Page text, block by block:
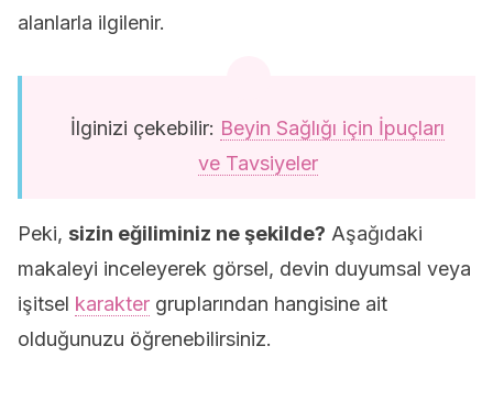
alanlarla ilgilenir.
İlginizi çekebilir: Beyin Sağlığı için İpuçları
ve Tavsiyeler
Peki, sizin eğiliminiz ne şekilde? Aşağıdaki
makaleyi inceleyerek görsel, devin duyumsal veya
işitsel karakter gruplarından hangisine ait
olduğunuzu öğrenebilirsiniz.